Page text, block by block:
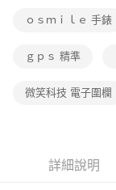
ｏｓｍｉｌｅ 手錶
ｇｐｓ 精準
微笑科技 電子圍欄
詳細說明